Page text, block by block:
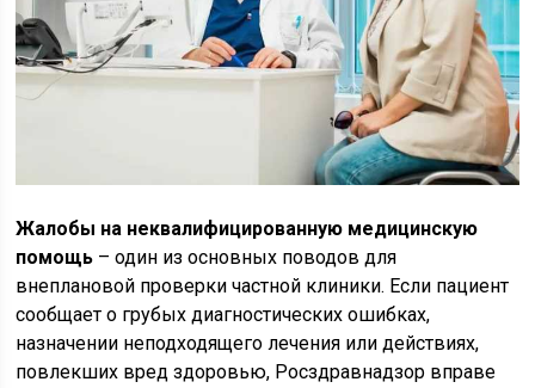
Жалобы на неквалифицированную медицинскую
помощь – один из основных поводов для
внеплановой проверки частной клиники. Если пациент
сообщает о грубых диагностических ошибках,
назначении неподходящего лечения или действиях,
повлекших вред здоровью, Росздравнадзор вправе